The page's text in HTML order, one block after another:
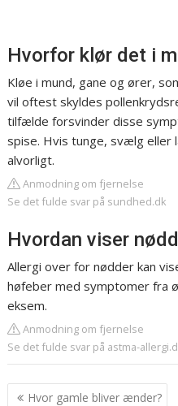
Hvorfor klør det i
Kløe i mund, gane og ører,
vil oftest skyldes
tilfælde forsvinder disse
spise. Hvis tunge, svælg
alvorligt.
Anmodning om fjernelse
Se det fulde svar på sundhed.dk
Hvordan viser
Allergi over for nødder kan
høfeber med symptomer fra
eksem.
Anmodning om fjernelse
Se det fulde svar på astma-
Indlægsnavigation
Hvor gamle bliver ænder?